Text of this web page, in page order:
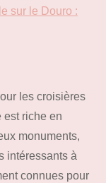
sur le Douro :
les croisières
est riche en
monuments,
intéressants à
connues pour